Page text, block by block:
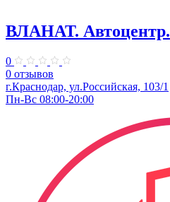
ВЛАНАТ. Автоцентр.
0
0 отзывов
г.Краснодар, ул.Российская, 103/1
Пн-Вс 08:00-20:00